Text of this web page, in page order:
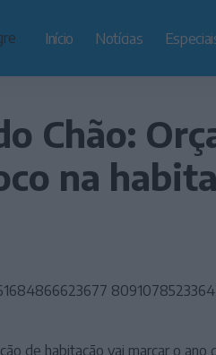
Início Notícias
Chão:
na
de habitação vai marcar o